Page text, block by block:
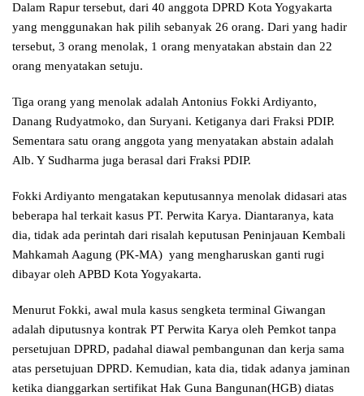
Dalam Rapur tersebut, dari 40 anggota DPRD Kota Yogyakarta
yang menggunakan hak pilih sebanyak 26 orang. Dari yang hadir
tersebut, 3 orang menolak, 1 orang menyatakan abstain dan 22
orang menyatakan setuju.
Tiga orang yang menolak adalah Antonius Fokki Ardiyanto,
Danang Rudyatmoko, dan Suryani. Ketiganya dari Fraksi PDIP.
Sementara satu orang anggota yang menyatakan abstain adalah
Alb. Y Sudharma juga berasal dari Fraksi PDIP.
Fokki Ardiyanto mengatakan keputusannya menolak didasari atas
beberapa hal terkait kasus PT. Perwita Karya. Diantaranya, kata
dia, tidak ada perintah dari risalah keputusan Peninjauan Kembali
Mahkamah Aagung (PK-MA) yang mengharuskan ganti rugi
dibayar oleh APBD Kota Yogyakarta.
Menurut Fokki, awal mula kasus sengketa terminal Giwangan
adalah diputusnya kontrak PT Perwita Karya oleh Pemkot tanpa
persetujuan DPRD, padahal diawal pembangunan dan kerja sama
atas persetujuan DPRD. Kemudian, kata dia, tidak adanya jaminan
ketika dianggarkan sertifikat Hak Guna Bangunan(HGB) diatas